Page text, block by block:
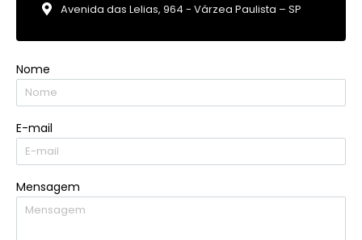
Avenida das Lelias, 964 - Várzea Paulista – SP
Nome
E-mail
Mensagem